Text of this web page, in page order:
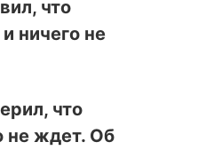
что
ничего не
что
не ждет. Об